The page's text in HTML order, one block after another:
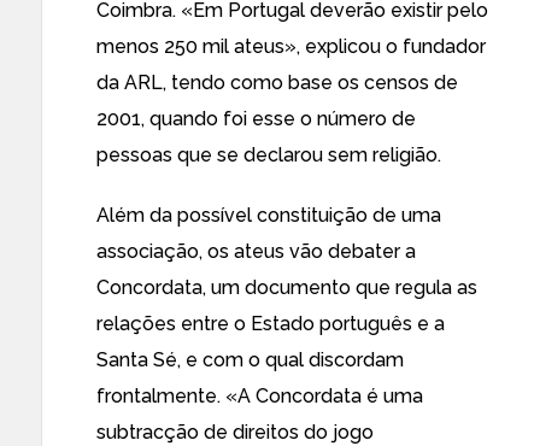
Coimbra. «Em Portugal deverão existir pelo
menos 250 mil ateus», explicou o fundador
da ARL, tendo como base os censos de
2001, quando foi esse o número de
pessoas que se declarou sem religião.
Além da possível constituição de uma
associação, os ateus vão debater a
Concordata, um documento que regula as
relações entre o Estado português e a
Santa Sé, e com o qual discordam
frontalmente. «A Concordata é uma
subtracção de direitos do jogo